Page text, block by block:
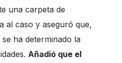
una carpeta de
al caso y aseguró que,
ha determinado la
Añadió que el